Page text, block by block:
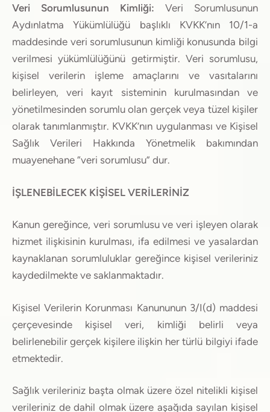
Veri Sorumlusunun Kimliği: Veri Sorumlusunun
Aydınlatma Yükümlülüğü başlıklı KVKK’nın 10/1-a
maddesinde veri sorumlusunun kimliği konusunda bilgi
verilmesi yükümlülüğünü getirmiştir. Veri sorumlusu,
kişisel verilerin işleme amaçlarını ve vasıtalarını
belirleyen, veri kayıt sisteminin kurulmasından ve
yönetilmesinden sorumlu olan gerçek veya tüzel kişiler
olarak tanımlanmıştır. KVKK’nın uygulanması ve Kişisel
Sağlık Verileri Hakkında Yönetmelik bakımından
muayenehane “veri sorumlusu” dur.
İŞLENEBİLECEK KİŞİSEL VERİLERİNİZ
Kanun gereğince, veri sorumlusu ve veri işleyen olarak
hizmet ilişkisinin kurulması, ifa edilmesi ve yasalardan
kaynaklanan sorumluluklar gereğince kişisel verileriniz
kaydedilmekte ve saklanmaktadır.
Kişisel Verilerin Korunması Kanununun 3/I(d) maddesi
çerçevesinde kişisel veri, kimliği belirli veya
belirlenebilir gerçek kişilere ilişkin her türlü bilgiyi ifade
etmektedir.
Sağlık verileriniz başta olmak üzere özel nitelikli kişisel
verileriniz de dahil olmak üzere aşağıda sayılan kişisel